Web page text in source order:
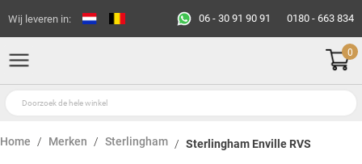
Wij leveren in: 06 - 30 91 90 91 0180 - 663 834
0
Home Merken Sterlingham Sterlingham Enville RVS